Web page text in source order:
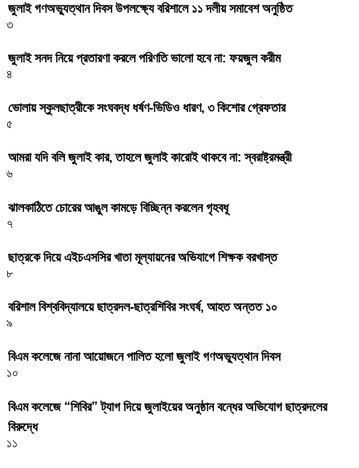
জুলাই গণঅভ্যুত্থান দিবস উপলক্ষ্যে বরিশালে ১১ দলীয় সমাবেশ অনুষ্ঠিত
৩
জুলাই সনদ নিয়ে প্রতারণা করলে পরিণতি ভালো হবে না: ফয়জুল করীম
৪
ভোলায় স্কুলছাত্রীকে সংঘবদ্ধ ধর্ষণ-ভিডিও ধারণ, ৩ কিশোর গ্রেফতার
৫
আমরা যদি বলি জুলাই কার, তাহলে জুলাই কারোই থাকবে না: স্বরাষ্ট্রমন্ত্রী
৬
ঝালকাঠিতে চোরের আঙুল কামড়ে বিচ্ছিন্ন করলেন গৃহবধূ
৭
ছাত্রকে দিয়ে এইচএসসির খাতা মূল্যায়নের অভিযাগে শিক্ষক বরখাস্ত
৮
বরিশাল বিশ্ববিদ্যালয়ে ছাত্রদল-ছাত্রশিবির সংঘর্ষ, আহত অন্তত ১০
৯
বিএম কলেজে নানা আয়োজনে পালিত হলো জুলাই গণঅভ্যুত্থান দিবস
১০
বিএম কলেজে “শিবির” ট্যাগ দিয়ে জুলাইয়ের অনুষ্ঠান বন্ধের অভিযোগ ছাত্রদলের
বিরুদ্ধে
১১